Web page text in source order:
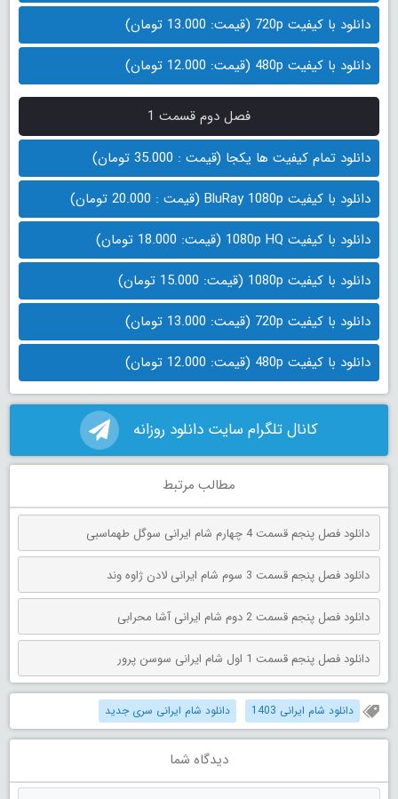
دانلود با کیفیت 720p (قیمت: 13.000 تومان)
دانلود با کیفیت 480p (قیمت: 12.000 تومان)
فصل دوم قسمت 1
دانلود تمام کیفیت ها یکجا (قیمت : 35.000 تومان)
دانلود با کیفیت BluRay 1080p (قیمت : 20.000 تومان)
دانلود با کیفیت 1080p HQ (قیمت: 18.000 تومان)
دانلود با کیفیت 1080p (قیمت: 15.000 تومان)
دانلود با کیفیت 720p (قیمت: 13.000 تومان)
دانلود با کیفیت 480p (قیمت: 12.000 تومان)
کانال تلگرام سایت دانلود روزانه
مطالب مرتبط
دانلود فصل پنجم قسمت 4 چهارم شام ایرانی سوگل طهماسبی
دانلود فصل پنجم قسمت 3 سوم شام ایرانی لادن ژاوه وند
دانلود فصل پنجم قسمت 2 دوم شام ایرانی آشا محرابی
دانلود فصل پنجم قسمت 1 اول شام ایرانی سوسن پرور
دانلود شام ایرانی 1403 دانلود شام ایرانی سری جدید
دیدگاه شما